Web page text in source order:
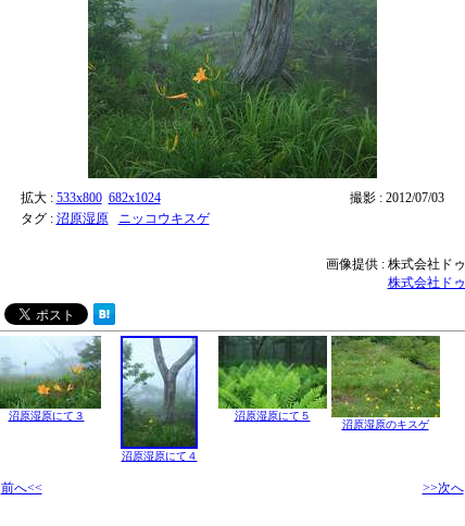
拡大 : 533x800 682x1024
撮影 : 2012/07/03
タグ : 沼原湿原 ニッコウキスゲ
画像提供 : 株式会社ドゥ
株式会社ドゥ
沼原湿原にて３
沼原湿原にて４
沼原湿原にて５
沼原湿原のキスゲ
前へ<< >>次へ